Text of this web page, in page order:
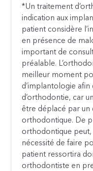
*Un traitement
indication aux
patient considère
en présence de
important de
préalable.
meilleur moment
d’implantologie
d’orthodontie, car
être déplacé par
orthodontique. De
orthodontique peut,
nécessité de faire
patient ressortira
orthodontiste en